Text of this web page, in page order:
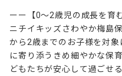
ーー【0～2歳児の成長を育
ニチイキッズさわやか梅島
から2歳までのお子様を対
に寄り添うきめ細やかな保
どもたちが安心して過ごせ